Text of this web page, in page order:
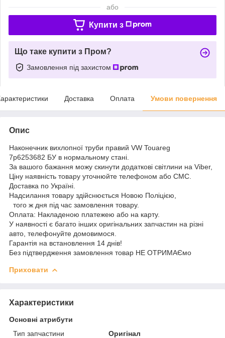
або
Купити з
Що таке купити з Пром?
Замовлення під захистом
Доставка Оплата Умови повернення
Опис
Наконечник вихлопної труби правий VW Touareg
7p6253682 БУ в нормальному стані.
За вашого бажання можу скинути додаткові світлини на Viber,
Ціну наявність товару уточнюйте телефоном або СМС.
Доставка по Україні.
Надсилання товару здійснюється Новою Поліцією,
того ж дня під час замовлення товару.
Оплата: Накладеною платежею або на карту.
У наявності є багато інших оригінальних запчастин на різні
авто, телефонуйте домовимося.
Гарантія на встановлення 14 днів!
Без підтвердження замовлення товар НЕ ОТРИМАЄмо
Приховати
Характеристики
Основні атрибути
Тип запчастини
Оригінал